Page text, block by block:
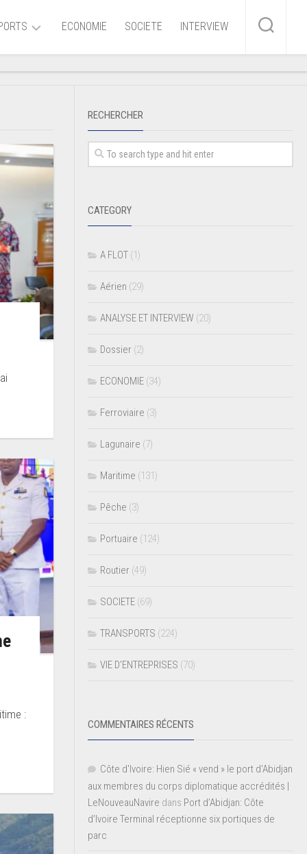
ECONOMIE SOCIETE INTERVIEW
:
RECHERCHER
CATEGORY
A FLOT (1)
Aérien (29)
ANALYSE ET INTERVIEW (20)
Dossier (2)
ECONOMIE (34)
Ferroviaire (3)
Lagunaire (7)
Maritime (131)
Pêche (3)
Portuaire (124)
Routier (49)
SOCIETE (69)
TRANSPORTS (224)
VIE D’ENTREPRISES (70)
COMMENTAIRES RÉCENTS
Côte d'Ivoire: Hien Sié « vend » le port d'Abidjan
aux membres du corps diplomatique accrédités |
LeNouveauNavire dans Port d’Abidjan: Côte
d’Ivoire Terminal réceptionne six portiques de
parc